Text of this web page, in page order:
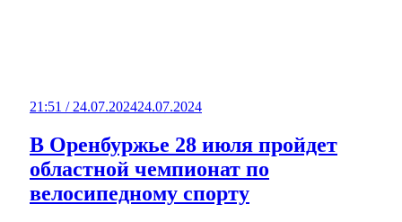
21:51 / 24.07.202424.07.2024
В Оренбуржье 28 июля пройдет
областной чемпионат по
велосипедному спорту